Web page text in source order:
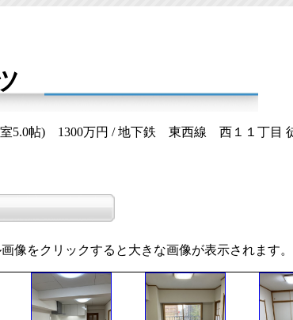
室5.0帖) 1300万円 / 地下鉄 東西線 西１１丁目
像をクリックすると大きな画像が表示されます。